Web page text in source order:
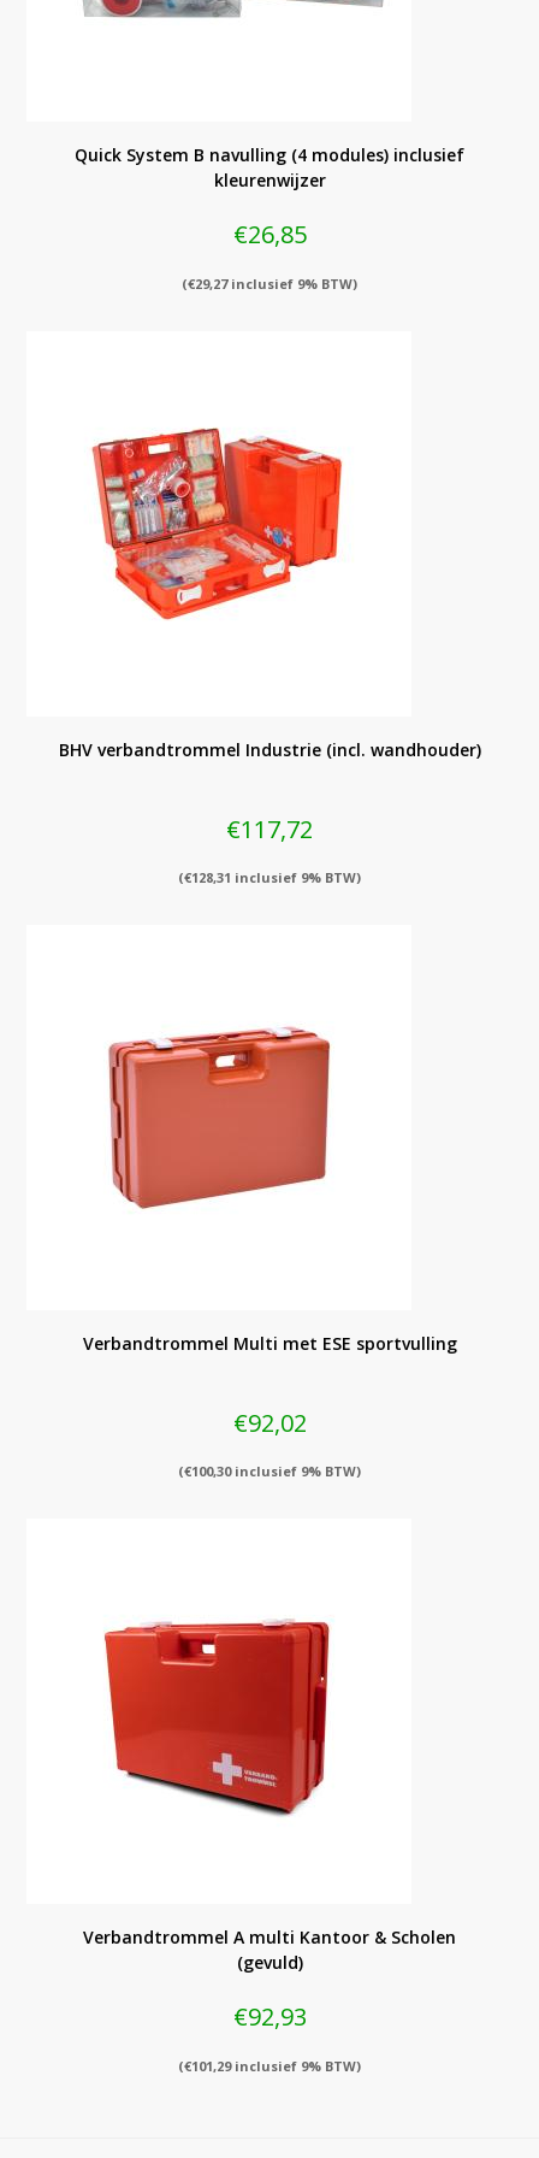
Quick System B navulling (4 modules) inclusief
kleurenwijzer
€26,85
(€29,27inclusief 9% BTW)
BHV verbandtrommel Industrie (incl. wandhouder)
€117,72
(€128,31 inclusief 9% BTW)
Verbandtrommel Multi met ESE sportvulling
€92,02
(€100,30inclusief 9% BTW)
Verbandtrommel A multi Kantoor & Scholen
(gevuld)
€92,93
(€101,29inclusief 9% BTW)